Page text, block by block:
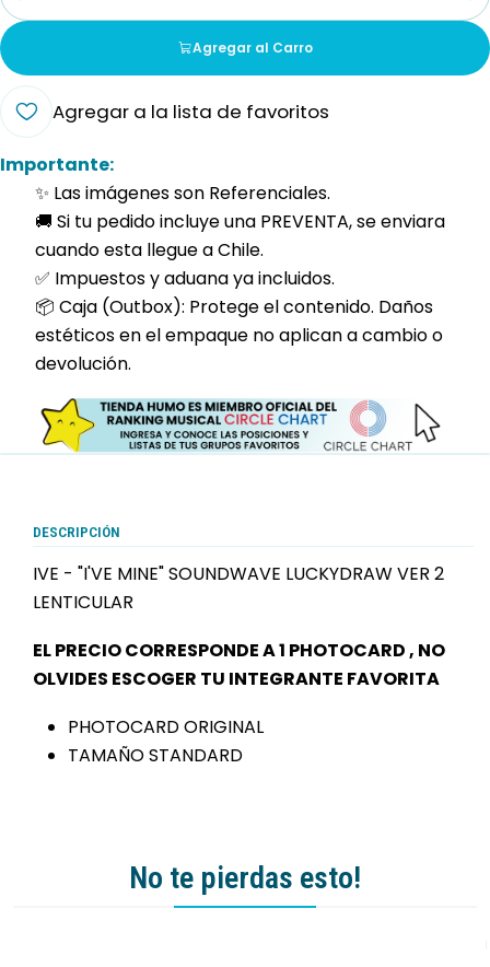
Cantidad
Agregar al Carro
Agregar a la lista de favoritos
Importante:
✨ Las imágenes son Referenciales.
🚚 Si tu pedido incluye una PREVENTA, se enviara
cuando esta llegue a Chile.
✅ Impuestos y aduana ya incluidos.
📦 Caja (Outbox): Protege el contenido. Daños
estéticos en el empaque no aplican a cambio o
devolución.
DESCRIPCIÓN
IVE - "I'VE MINE" SOUNDWAVE LUCKYDRAW VER 2
LENTICULAR
EL PRECIO CORRESPONDE A 1 PHOTOCARD , NO
OLVIDES ESCOGER TU INTEGRANTE FAVORITA
PHOTOCARD ORIGINAL
TAMAÑO STANDARD
No te pierdas esto!